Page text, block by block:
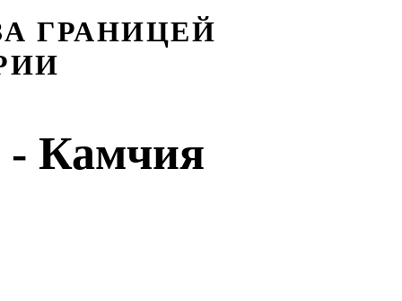
ГРАНИЦЕЙ
- Камчия